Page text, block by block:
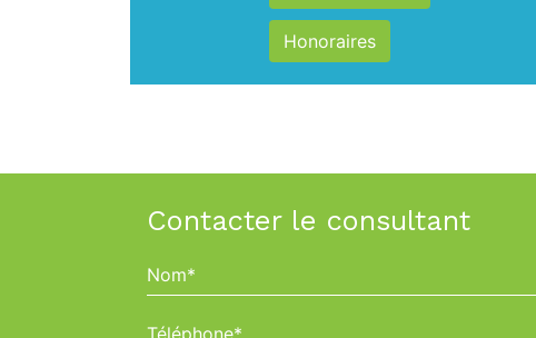
Honoraires
Contacter le consultant
Nom*
Téléphone*